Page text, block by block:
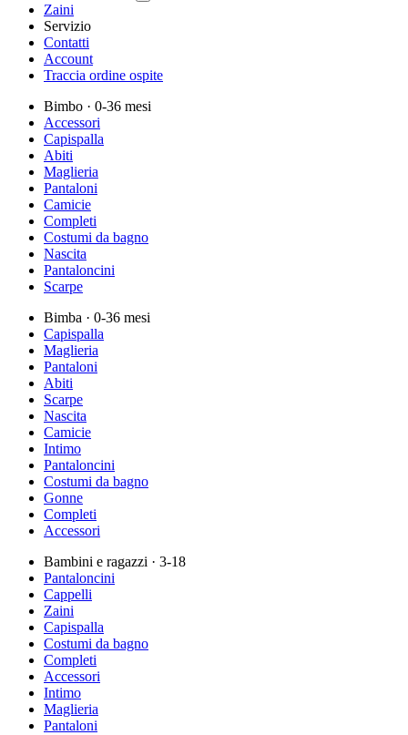
Zaini
Servizio
Contatti
Account
Traccia ordine ospite
Bimbo · 0-36 mesi
Accessori
Capispalla
Abiti
Maglieria
Pantaloni
Camicie
Completi
Costumi da bagno
Nascita
Pantaloncini
Scarpe
Bimba · 0-36 mesi
Capispalla
Maglieria
Pantaloni
Abiti
Scarpe
Nascita
Camicie
Intimo
Pantaloncini
Costumi da bagno
Gonne
Completi
Accessori
Bambini e ragazzi · 3-18
Pantaloncini
Cappelli
Zaini
Capispalla
Costumi da bagno
Completi
Accessori
Intimo
Maglieria
Pantaloni